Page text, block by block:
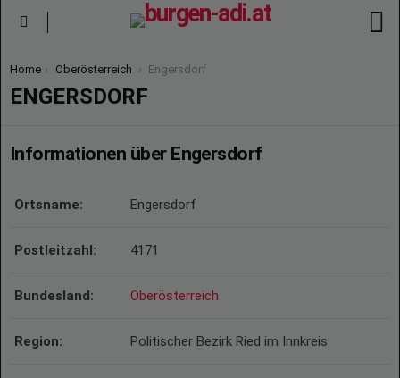
You are here:
Home Oberösterreich Engersdorf
ENGERSDORF
Informationen über Engersdorf
Ortsname: Engersdorf
Postleitzahl: 4171
Bundesland: Oberösterreich
Region: Politischer Bezirk Ried im Innkreis